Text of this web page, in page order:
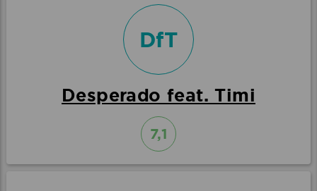
DfT
Desperado feat. Timi
7,1